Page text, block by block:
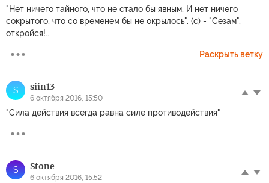
"Нет ничего тайного, что не стало бы явным, И нет ничего
сокрытого, что со временем бы не окрылось". (с) - "Сезам",
откройся!..
Раскрыть ветку
S siin13
6 октября 2016, 15:50
"Сила действия всегда равна силе противодействия"
S Stоne
6 октября 2016, 15:52